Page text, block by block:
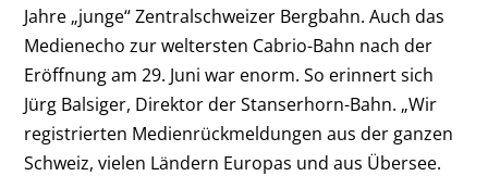
Jahre „junge“ Zentralschweizer Bergbahn. Auch das
Medienecho zur weltersten Cabrio-Bahn nach der
Eröffnung am 29. Juni war enorm. So erinnert sich
Jürg Balsiger, Direktor der Stanserhorn-Bahn. „Wir
registrierten Medienrückmeldungen aus der ganzen
Schweiz, vielen Ländern Europas und aus Übersee.